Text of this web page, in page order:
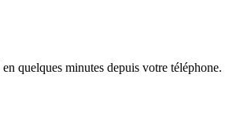
quelques minutes depuis votre téléphone.